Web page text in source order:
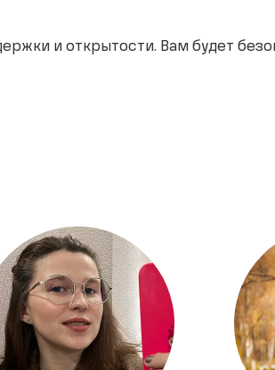
и открытости. Вам будет